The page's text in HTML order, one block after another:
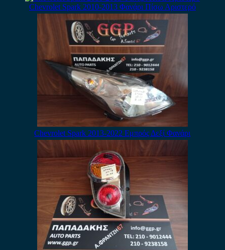
Chevrolet Spark 2010-2013 Φανάρι Πίσω Αριστερό
Chevrolet Spark 2013-2022 Εμπρός Δεξί Φανάρι